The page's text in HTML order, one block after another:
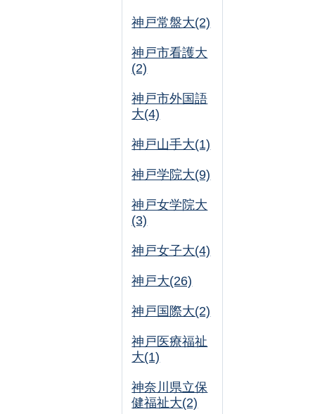
神戸常盤大(2)
神戸市看護大
(2)
神戸市外国語
大(4)
神戸山手大(1)
神戸学院大(9)
神戸女学院大
(3)
神戸女子大(4)
神戸大(26)
神戸国際大(2)
神戸医療福祉
大(1)
神奈川県立保
健福祉大(2)